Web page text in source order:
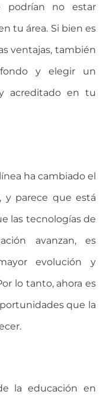
podrían no estar
tu área. Si bien es
ventajas, también
y elegir un
acreditado en tu
ha cambiado el
y parece que está
las tecnologías de
avanzan, es
evolución y
lo tanto, ahora es
que la
la educación en